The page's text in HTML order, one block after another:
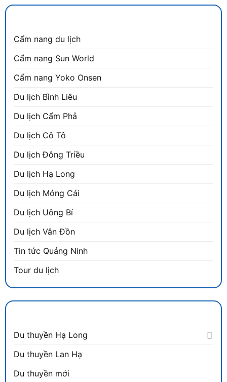
Cẩm nang du lịch
Cẩm nang Sun World
Cẩm nang Yoko Onsen
Du lịch Bình Liêu
Du lịch Cẩm Phả
Du lịch Cô Tô
Du lịch Đông Triều
Du lịch Hạ Long
Du lịch Móng Cái
Du lịch Uông Bí
Du lịch Vân Đồn
Tin tức Quảng Ninh
Tour du lịch
Du thuyền Hạ Long
Du thuyền Lan Hạ
Du thuyền mới